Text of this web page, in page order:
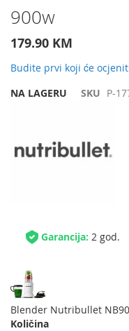
početak
galerije
slika
900w
179.90 KM
Budite prvi koji će
NA LAGERU
SKU P-
Garancija: 2 god.
Blender Nutribullet
Količina